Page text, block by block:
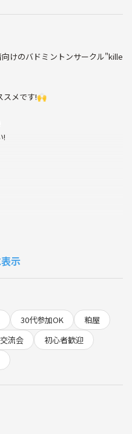
けのバドミントンサークル"kille
スメです!🙌
!
徒歩10分程度🚶
示
30代参加OK
粕屋
交流会
初心者歓迎